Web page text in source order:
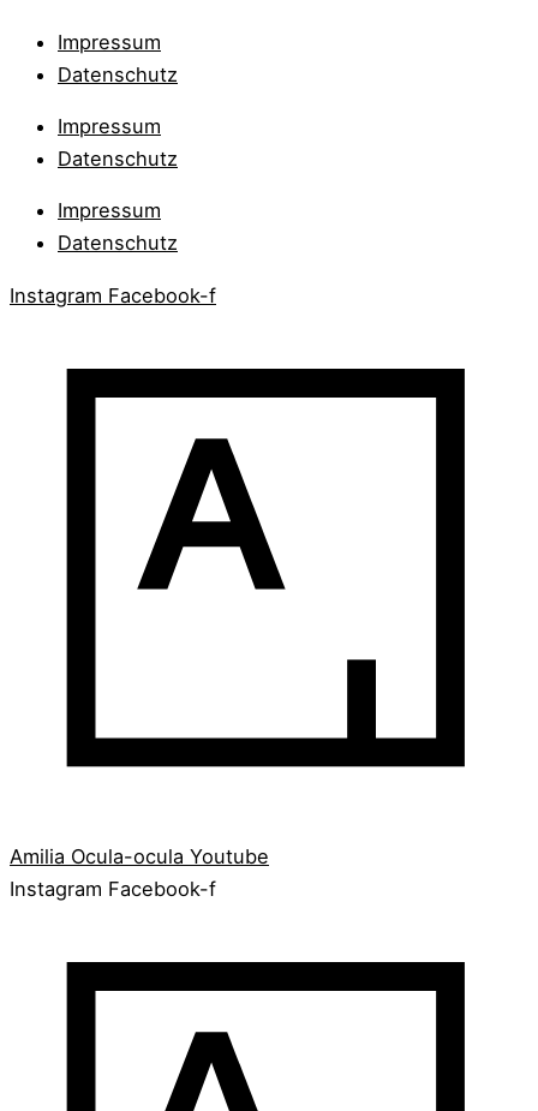
Impressum
Datenschutz
Impressum
Datenschutz
Impressum
Datenschutz
Instagram Facebook-f
Amilia Ocula-ocula Youtube
Instagram Facebook-f